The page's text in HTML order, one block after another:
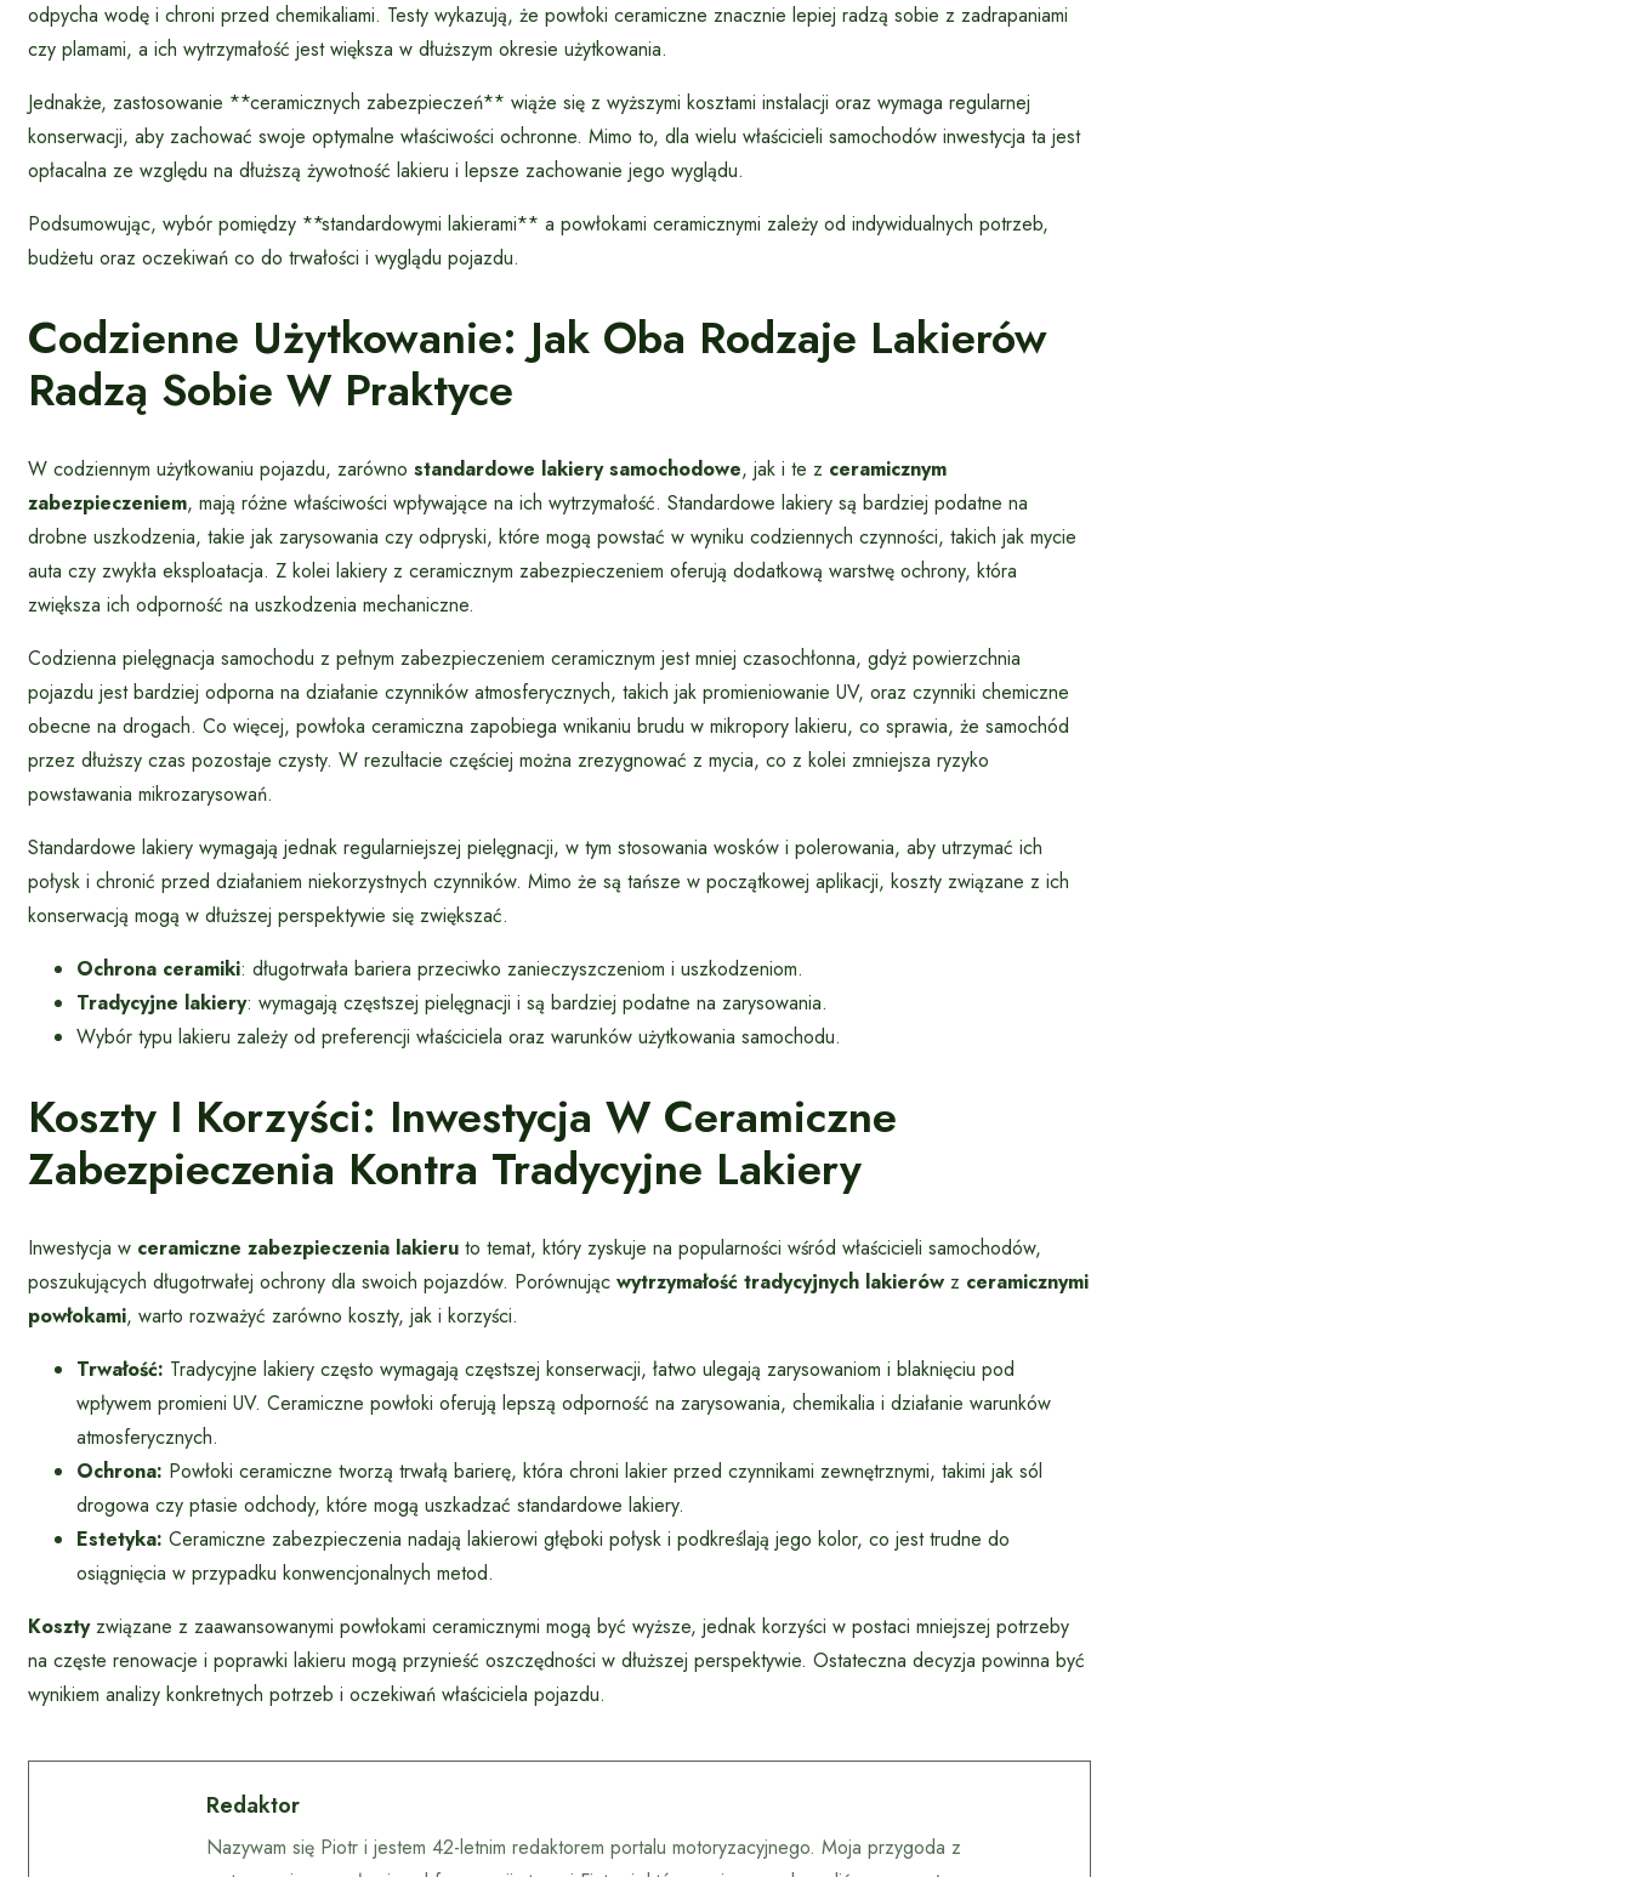
odpycha wodę i chroni przed chemikaliami. Testy wykazują, że powłoki ceramiczne znacznie lepiej radzą sobie z zadrapaniami
czy plamami, a ich wytrzymałość jest większa w dłuższym okresie użytkowania.
Jednakże, zastosowanie **ceramicznych zabezpieczeń** wiąże się z wyższymi kosztami instalacji oraz wymaga regularnej
konserwacji, aby zachować swoje optymalne właściwości ochronne. Mimo to, dla wielu właścicieli samochodów inwestycja ta jest
opłacalna ze względu na dłuższą żywotność lakieru i lepsze zachowanie jego wyglądu.
Podsumowując, wybór pomiędzy **standardowymi lakierami** a powłokami ceramicznymi zależy od indywidualnych potrzeb,
budżetu oraz oczekiwań co do trwałości i wyglądu pojazdu.
Codzienne Użytkowanie: Jak Oba Rodzaje Lakierów
Radzą Sobie W Praktyce
W codziennym użytkowaniu pojazdu, zarówno standardowe lakiery samochodowe, jak i te z ceramicznym
zabezpieczeniem, mają różne właściwości wpływające na ich wytrzymałość. Standardowe lakiery są bardziej podatne na
drobne uszkodzenia, takie jak zarysowania czy odpryski, które mogą powstać w wyniku codziennych czynności, takich jak mycie
auta czy zwykła eksploatacja. Z kolei lakiery z ceramicznym zabezpieczeniem oferują dodatkową warstwę ochrony, która
zwiększa ich odporność na uszkodzenia mechaniczne.
Codzienna pielęgnacja samochodu z pełnym zabezpieczeniem ceramicznym jest mniej czasochłonna, gdyż powierzchnia
pojazdu jest bardziej odporna na działanie czynników atmosferycznych, takich jak promieniowanie UV, oraz czynniki chemiczne
obecne na drogach. Co więcej, powłoka ceramiczna zapobiega wnikaniu brudu w mikropory lakieru, co sprawia, że samochód
przez dłuższy czas pozostaje czysty. W rezultacie częściej można zrezygnować z mycia, co z kolei zmniejsza ryzyko
powstawania mikrozarysowań.
Standardowe lakiery wymagają jednak regularniejszej pielęgnacji, w tym stosowania wosków i polerowania, aby utrzymać ich
połysk i chronić przed działaniem niekorzystnych czynników. Mimo że są tańsze w początkowej aplikacji, koszty związane z ich
konserwacją mogą w dłuższej perspektywie się zwiększać.
Ochrona ceramiki: długotrwała bariera przeciwko zanieczyszczeniom i uszkodzeniom.
Tradycyjne lakiery: wymagają częstszej pielęgnacji i są bardziej podatne na zarysowania.
Wybór typu lakieru zależy od preferencji właściciela oraz warunków użytkowania samochodu.
Koszty I Korzyści: Inwestycja W Ceramiczne
Zabezpieczenia Kontra Tradycyjne Lakiery
Inwestycja w ceramiczne zabezpieczenia lakieru to temat, który zyskuje na popularności wśród właścicieli samochodów,
poszukujących długotrwałej ochrony dla swoich pojazdów. Porównując wytrzymałość tradycyjnych lakierów z ceramicznymi
powłokami, warto rozważyć zarówno koszty, jak i korzyści.
Trwałość: Tradycyjne lakiery często wymagają częstszej konserwacji, łatwo ulegają zarysowaniom i blaknięciu pod
wpływem promieni UV. Ceramiczne powłoki oferują lepszą odporność na zarysowania, chemikalia i działanie warunków
atmosferycznych.
Ochrona: Powłoki ceramiczne tworzą trwałą barierę, która chroni lakier przed czynnikami zewnętrznymi, takimi jak sól
drogowa czy ptasie odchody, które mogą uszkadzać standardowe lakiery.
Estetyka: Ceramiczne zabezpieczenia nadają lakierowi głęboki połysk i podkreślają jego kolor, co jest trudne do
osiągnięcia w przypadku konwencjonalnych metod.
Kosztyzwiązane z zaawansowanymi powłokami ceramicznymi mogą być wyższe, jednak korzyści w postaci mniejszej potrzeby
na częste renowacje i poprawki lakieru mogą przynieść oszczędności w dłuższej perspektywie. Ostateczna decyzja powinna być
wynikiem analizy konkretnych potrzeb i oczekiwań właściciela pojazdu.
Redaktor
Nazywam się Piotr i jestem 42-letnim redaktorem portalu motoryzacyjnego. Moja przygoda z